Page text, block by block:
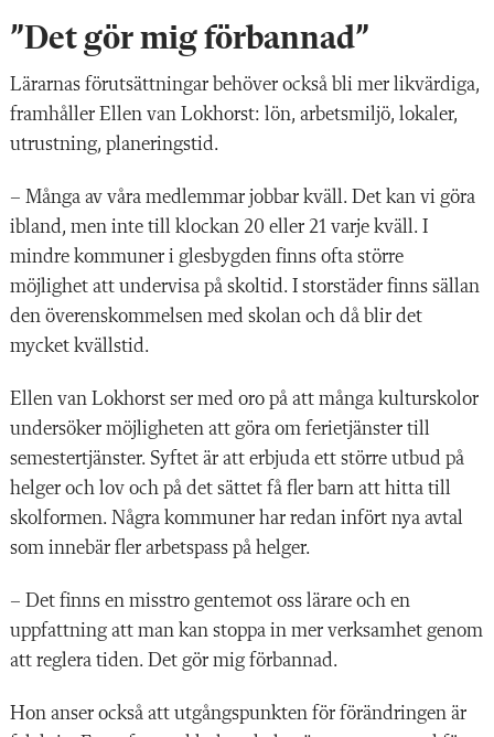
”Det gör mig förbannad”
Lärarnas förutsättningar behöver också bli mer likvärdiga,
framhåller Ellen van Lokhorst: lön, arbetsmiljö, lokaler,
utrustning, planeringstid.
– Många av våra medlemmar jobbar kväll. Det kan vi göra
ibland, men inte till klockan 20 eller 21 varje kväll. I
mindre kommuner i glesbygden finns ofta större
möjlighet att undervisa på skoltid. I storstäder finns sällan
den överenskommelsen med skolan och då blir det
mycket kvällstid.
Ellen van Lokhorst ser med oro på att många kulturskolor
undersöker möjligheten att göra om ferietjänster till
semestertjänster. Syftet är att erbjuda ett större utbud på
helger och lov och på det sättet få fler barn att hitta till
skolformen. Några kommuner har redan infört nya avtal
som innebär fler arbetspass på helger.
– Det finns en misstro gentemot oss lärare och en
uppfattning att man kan stoppa in mer verksamhet genom
att reglera tiden. Det gör mig förbannad.
Hon anser också att utgångspunkten för förändringen är